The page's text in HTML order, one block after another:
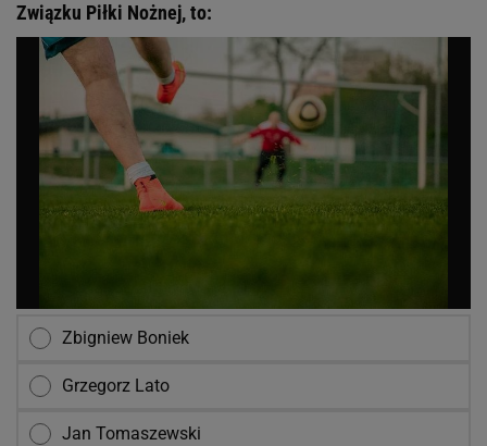
Związku Piłki Nożnej, to:
Zbigniew Boniek
Grzegorz Lato
Jan Tomaszewski